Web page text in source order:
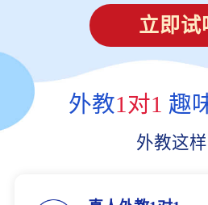
立即试
外教1对1 趣
外教这